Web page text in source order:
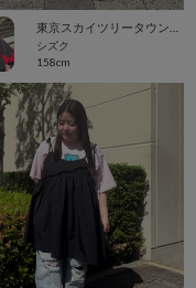
シズク
158cm